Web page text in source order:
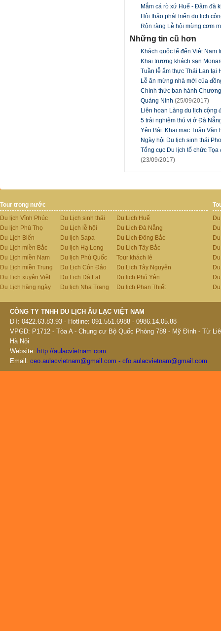
Mắm cá rò xứ Huế - Đậm đà
Hội thảo phát triển du lịch
Rộn ràng Lễ hội mừng cơm
Những tin cũ hơn
Khách quốc tế đến Việt
Khai trương khách sạn
Tuần lễ ẩm thực Thái Lan tại
Lễ ăn mừng nhà mới của
Chính thức ban hành
Quảng Ninh (25/09/2017)
Liên hoan Làng du lịch cộng
5 trải nghiệm thú vị ở Đà
Yên Bái: Khai mạc Tuần
Ngày hội Du lịch sinh thái
Tổng cục Du lịch tổ chức
(23/09/2017)
Tour trong nước
Du lịch Vĩnh Phúc
Du lịch Phú Thọ
Du Lịch Biển
Du Lịch miền Bắc
Du Lịch miền Nam
Du Lịch miền Trung
Du Lịch xuyên Việt
Du Lịch hàng ngày
Du Lịch sinh thái
Du Lịch lễ hội
Du lịch Sapa
Du lịch Hạ Long
Du lịch Phú Quốc
Du Lịch Côn Đảo
Du Lịch Đà Lạt
Du lịch Nha Trang
Du Lịch Huế
Du Lịch Đà Nẵng
Du Lịch Đông Bắc
Du Lịch Tây Bắc
Tour khách lẻ
Du Lịch Tây Nguyên
Du lịch Phú Yên
Du lịch Phan Thiết
CÔNG TY TNHH DU LỊCH ÂU LẠC VIỆT NAM
ĐT: 0422.63.83.93 - Hotline: 091.551.6988 - 0986.14.05.88
VPGD: P1712 - Tòa A - Chung cư Bộ Quốc Phòng 789 - Mỹ Đình - Từ
Hà Nội
Website: http://aulacvietnam.com
Email: ceo.aulacvietnam@gmail.com - cfo.aulacvietnam@gmail.com